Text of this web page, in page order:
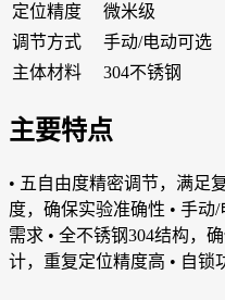
定位精度
微米级
调节方式
手动/电动可选
主体材料
304不锈钢
主要特点
• 五自由度精密调节，满足
度，确保实验准确性 • 手动
需求 • 全不锈钢304结构，
计，重复定位精度高 • 自锁